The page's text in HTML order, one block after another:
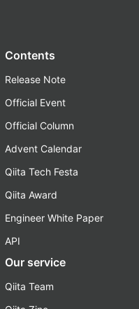
Contents
Release Note
Official Event
Official Column
Advent Calendar
Qiita Tech Festa
Qiita Award
Engineer White Paper
API
Our service
Qiita Team